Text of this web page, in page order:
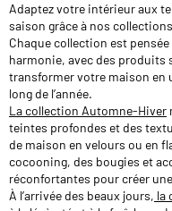
Adaptez votre intérieur aux
saison grâce à nos
Chaque collection est
harmonie, avec des
transformer votre maison en
long de l’année.
La collection Automne-Hiver
teintes profondes et des
de maison en velours ou en
cocooning, des bougies et
réconfortantes pour créer
À l’arrivée des beaux jours, la